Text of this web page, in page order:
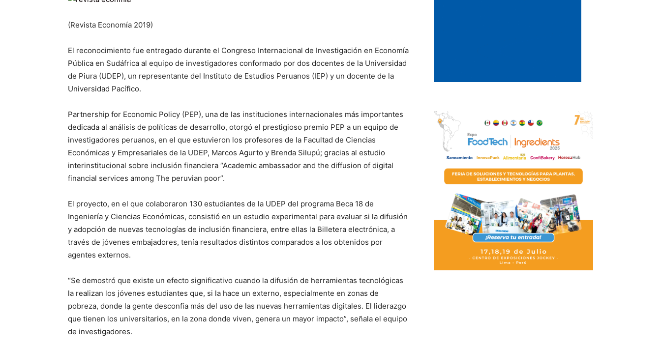
(Revista Economía 2019)
El reconocimiento fue entregado durante el Congreso Internacional de Investigación en Economía
Pública en Sudáfrica al equipo de investigadores conformado por dos docentes de la Universidad
de Piura (UDEP), un representante del Instituto de Estudios Peruanos (IEP) y un docente de la
Universidad Pacífico.
Partnership for Economic Policy (PEP), una de las instituciones internacionales más importantes
dedicada al análisis de políticas de desarrollo, otorgó el prestigioso premio PEP a un equipo de
investigadores peruanos, en el que estuvieron los profesores de la Facultad de Ciencias
Económicas y Empresariales de la UDEP, Marcos Agurto y Brenda Silupú; gracias al estudio
interinstitucional sobre inclusión financiera “Academic ambassador and the diffusion of digital
financial services among The peruvian poor”.
El proyecto, en el que colaboraron 130 estudiantes de la UDEP del programa Beca 18 de
Ingeniería y Ciencias Económicas, consistió en un estudio experimental para evaluar si la difusión
y adopción de nuevas tecnologías de inclusión financiera, entre ellas la Billetera electrónica, a
través de jóvenes embajadores, tenía resultados distintos comparados a los obtenidos por
agentes externos.
“Se demostró que existe un efecto significativo cuando la difusión de herramientas tecnológicas
la realizan los jóvenes estudiantes que, si la hace un externo, especialmente en zonas de
pobreza, donde la gente desconfía más del uso de las nuevas herramientas digitales. El liderazgo
que tienen los universitarios, en la zona donde viven, genera un mayor impacto”, señala el equipo
de investigadores.